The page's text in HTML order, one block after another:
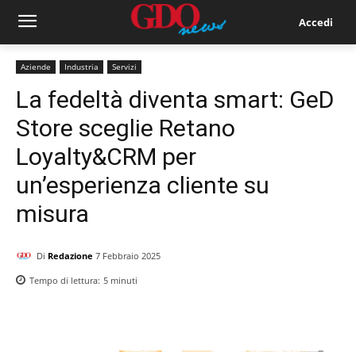
Accedi
Aziende Industria Servizi
La fedeltà diventa smart: GeD
Store sceglie Retano
Loyalty&CRM per
un’esperienza cliente su
misura
Di Redazione 7 Febbraio 2025
Tempo di lettura: 5 minuti